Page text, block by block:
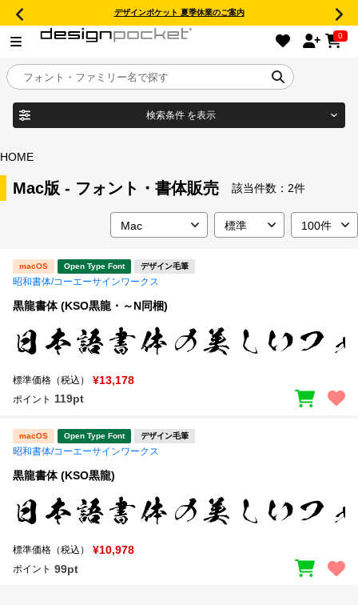
デザインポケット 夏季休業のご案内
0
目的別フォントガイド
年間ライセンス商品
カート
マイページ
お気に入り
ご利用ガイド
検索条件 を表示
フォント形式
タイプフェイス
明朝体
丸ゴシック
宋朝体
教科書体
草書体 勘亭流
HOME
Mac版 - フォント・書体販売 該当件数： 2件
macOS Open Type Font デザイン毛筆
昭和書体/コーエーサインワークス
黒龍書体 (KSO黒龍・～N同梱)
標準価格（税込） ¥13,178
ポイント 119pt
macOS Open Type Font デザイン毛筆
昭和書体/コーエーサインワークス
黒龍書体 (KSO黒龍)
標準価格（税込） ¥10,978
ポイント 99pt